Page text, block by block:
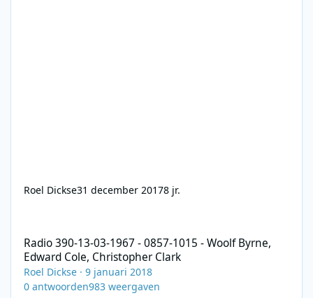
Roel Dickse31 december 20178 jr.
Radio 390-13-03-1967 - 0857-1015 - Woolf Byrne,
Edward Cole, Christopher Clark
Roel Dickse ·9 januari 2018
0 antwoorden983 weergaven